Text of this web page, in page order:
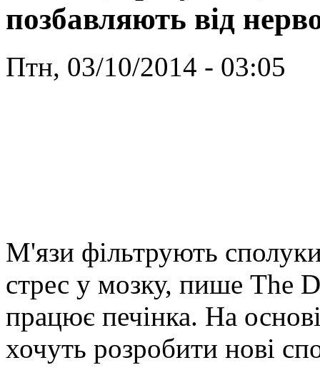
позбавляють від
Птн, 03/10/2014 - 03:05
М'язи фільтрують
стрес у мозку, пише The
працює печінка. На
хочуть розробити нові